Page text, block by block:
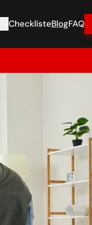
ChecklisteBlogFAQ